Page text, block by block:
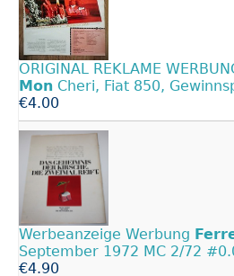
ORIGINAL REKLAME
Mon Cheri, Fiat 850,
€4.00
Werbeanzeige Werbung
September 1972 MC 2/72
€4.90